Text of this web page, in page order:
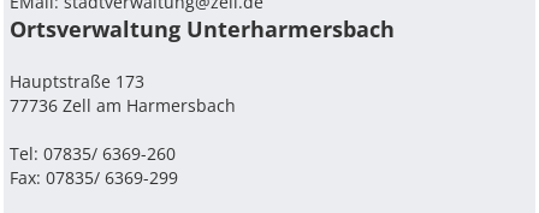
Ortsverwaltung Unterharmersbach
Hauptstraße 173
77736 Zell am Harmersbach
Tel: 07835/ 6369-260
Fax: 07835/ 6369-299